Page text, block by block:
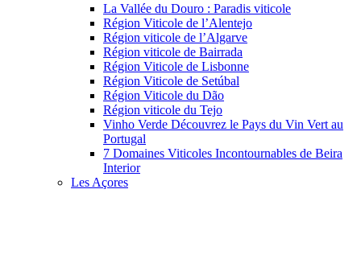
La Vallée du Douro : Paradis viticole
Région Viticole de l’Alentejo
Région viticole de l’Algarve
Région viticole de Bairrada
Région Viticole de Lisbonne
Région Viticole de Setúbal
Région Viticole du Dão
Région viticole du Tejo
Vinho Verde Découvrez le Pays du Vin Vert au
Portugal
7 Domaines Viticoles Incontournables de Beira
Interior
Les Açores